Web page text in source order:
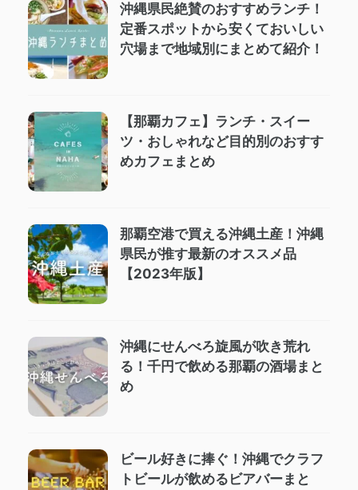
沖縄県民絶賛のおすすめランチ！
定番スポットから安くておいしい
穴場まで地域別にまとめて紹介！
【那覇カフェ】ランチ・スイー
ツ・おしゃれなど目的別のおすす
めカフェまとめ
那覇空港で買える沖縄土産！沖縄
県民が推す最新のオススメ品
【2023年版】
沖縄にせんべろ旋風が吹き荒れ
る！千円で飲める那覇の酒場まと
め
ビール好きに捧ぐ！沖縄でクラフ
トビールが飲めるビアバーまと